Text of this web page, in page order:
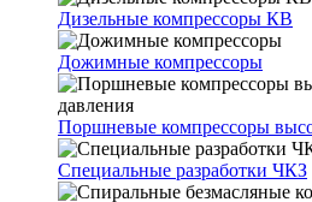
Дизельные компрессоры КВ
Дожимные компрессоры
Поршневые компрессоры
Специальные разработки ЧКЗ